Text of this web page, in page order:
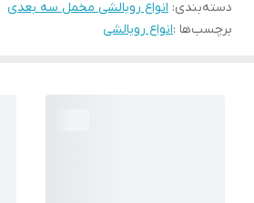
دسته‌بندی: انواع روبالشی مخمل سه بعدی
برچسب‌ها :انواع روبالشی